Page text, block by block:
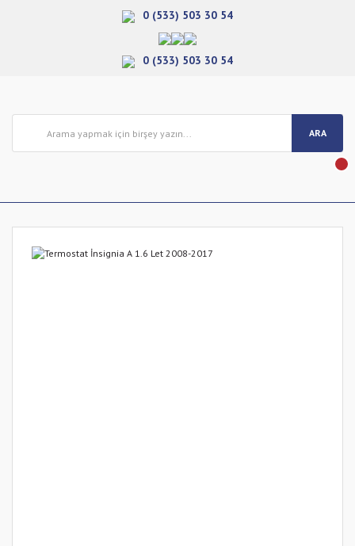
0 (533) 503 30 54
0 (533) 503 30 54
ARA